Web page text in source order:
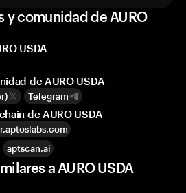
y comunidad de AURO
USDA
de AURO USDA
Telegram
de AURO USDA
aptscan.ai
a AURO USDA